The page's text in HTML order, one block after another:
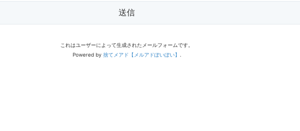
送信
これはユーザーによって生成されたメールフォームです。
Powered by 捨てメアド【メルアドぽいぽい】